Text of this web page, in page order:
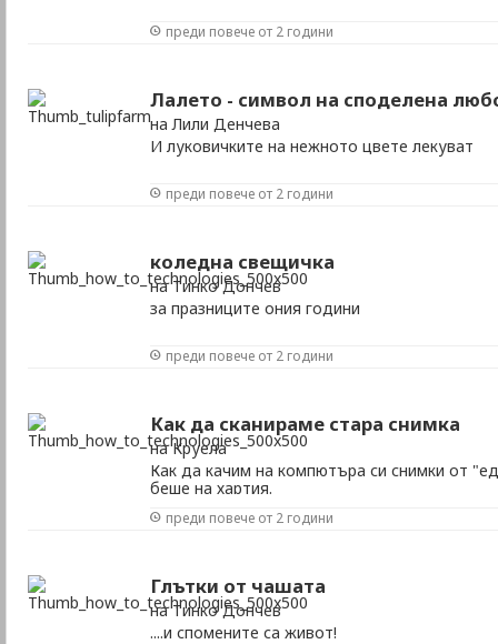
преди повече от 2 години
Лалето - символ на споделена
на Лили Денчева
И луковичките на нежното цвете лекуват
преди повече от 2 години
коледна свещичка
на Тинко Дончев
за празниците ония години
преди повече от 2 години
Как да сканираме стара снимка
на Круела
Как да качим на компютъра си снимки от
беше на хартия.
преди повече от 2 години
Глътки от чашата
на Тинко Дончев
....и спомените са живот!